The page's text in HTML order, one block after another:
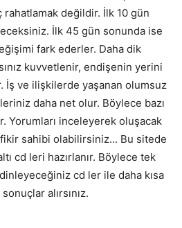
değildir. İlk 10 gün
İlk 45 gün sonunda ise
fark ederler. Daha dik
kuvvetlenir, endişenin yerini
İş ve ilişkilerde yaşanan olumsuz
daha net olur. Böylece bazı
Yorumları inceleyerek oluşacak
sahibi olabilirsiniz... Bu sitede
cd leri hazırlanır. Böylece tek
cd ler ile daha kısa
alırsınız.